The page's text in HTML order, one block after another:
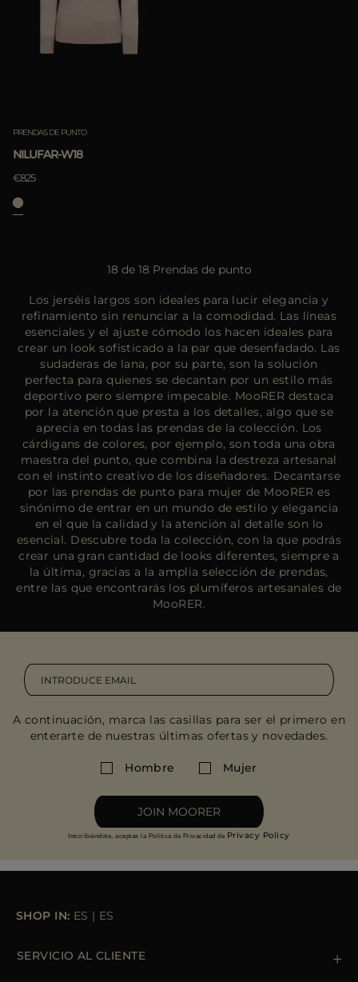
PRENDAS DE PUNTO
NILUFAR-W18
€825
18 de 18 Prendas de punto
Los jerséis largos son ideales para lucir elegancia y
refinamiento sin renunciar a la comodidad. Las líneas
esenciales y el ajuste cómodo los hacen ideales para
crear un look sofisticado a la par que desenfadado. Las
sudaderas de lana, por su parte, son la solución
perfecta para quienes se decantan por un estilo más
deportivo pero siempre impecable. MooRER destaca
por la atención que presta a los detalles, algo que se
aprecia en todas las prendas de la colección. Los
cárdigans de colores, por ejemplo, son toda una obra
maestra del punto, que combina la destreza artesanal
con el instinto creativo de los diseñadores. Decantarse
por las prendas de punto para mujer de MooRER es
sinónimo de entrar en un mundo de estilo y elegancia
en el que la calidad y la atención al detalle son lo
esencial. Descubre toda la colección, con la que podrás
crear una gran cantidad de looks diferentes, siempre a
la última, gracias a la amplia selección de prendas,
entre las que encontrarás los plumíferos artesanales de
MooRER.
A continuación, marca las casillas para ser el primero en
enterarte de nuestras últimas ofertas y novedades.
Hombre Mujer
JOIN MOORER
Inscribiéndote, aceptas la Política de Privacidad de Privacy Policy
SHOP IN: ES | ES
SERVICIO AL CLIENTE